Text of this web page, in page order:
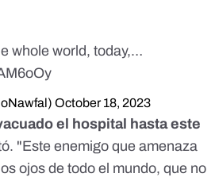
whole world, today,…
October 18, 2023
el hospital hasta este
"Este enemigo que amenaza
ojos de todo el mundo, que no